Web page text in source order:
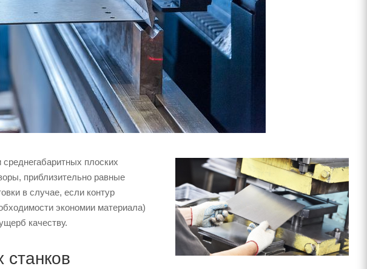
плоских
приблизительно равные
в случае, если контур
экономии материала)
качеству.